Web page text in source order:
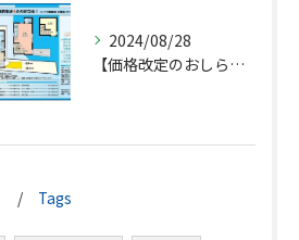
2024/08/28
【価格改定のおしらせ】
Tags